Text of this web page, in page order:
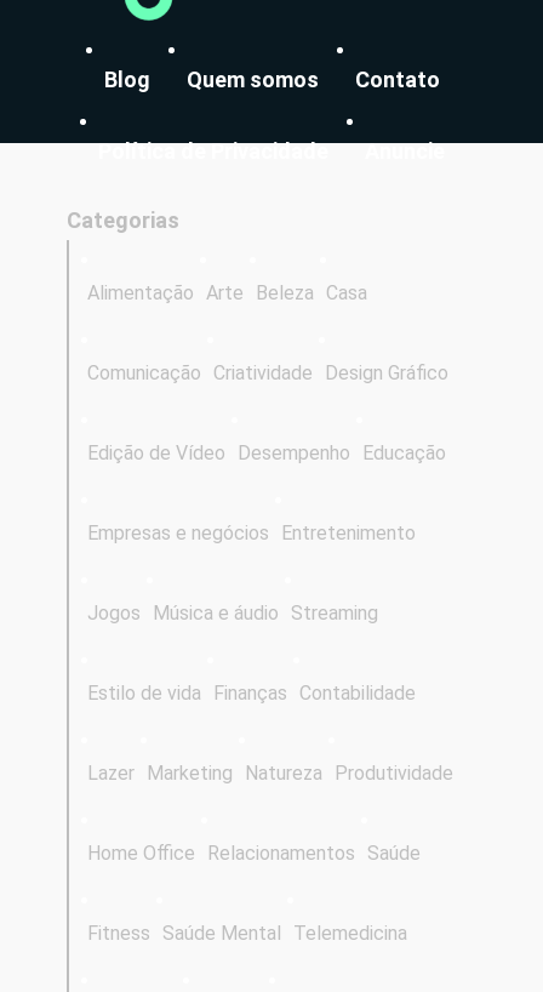
Blog Quem somos Contato
Política de Privacidade Anuncie
Categorias
Alimentação Arte Beleza Casa
Comunicação Criatividade Design Gráfico
Edição de Vídeo Desempenho Educação
Empresas e negócios Entretenimento
Jogos Música e áudio Streaming
Estilo de vida Finanças Contabilidade
Lazer Marketing Natureza Produtividade
Home Office Relacionamentos Saúde
Fitness Saúde Mental Telemedicina